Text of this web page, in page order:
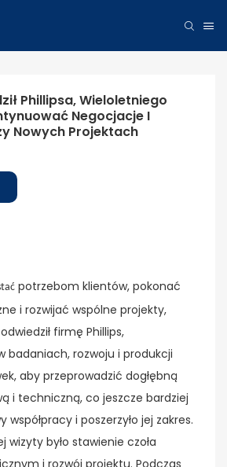
Phillipsa, Wieloletniego
Negocjacje I
Nowych Projektach
potrzebom klientów, pokonać
i rozwijać wspólne projekty,
firmę Phillips,
badaniach, rozwoju i produkcji
aby przeprowadzić dogłębną
i techniczną, co jeszcze bardziej
współpracy i poszerzyło jej zakres.
wizyty było stawienie czoła